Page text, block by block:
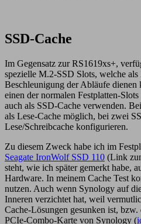
SSD-Cache
Im Gegensatz zur RS1619xs+,
spezielle M.2-SSD Slots, welche
Beschleunigung der Abläufe
einen der normalen Festplatten-
auch als SSD-Cache verwenden.
als Lese-Cache möglich, bei zwei
Lese/Schreibcache konfigurieren.
Zu diesem Zweck habe ich im
Seagate IronWolf SSD 110 (Link
steht, wie ich später gemerkt habe,
Hardware. In meinem Cache Test
nutzen. Auch wenn Synology auf
Inneren verzichtet hat, weil
Cache-Lösungen gesunken ist,
PCIe-Combo-Karte von Synology (